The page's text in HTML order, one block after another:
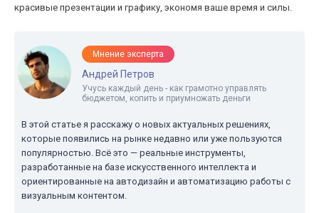
красивые презентации и графику, экономя ваше время и силы.
Мнение эксперта
Андрей Петров
Учусь каждый день - как грамотно управлять
бюджетом, копить и приумножать деньги
В этой статье я расскажу о новых актуальных решениях,
которые появились на рынке недавно или уже пользуются
популярностью. Всё это — реальные инструменты,
разработанные на базе искусственного интеллекта и
ориентированные на автодизайн и автоматизацию работы с
визуальным контентом.